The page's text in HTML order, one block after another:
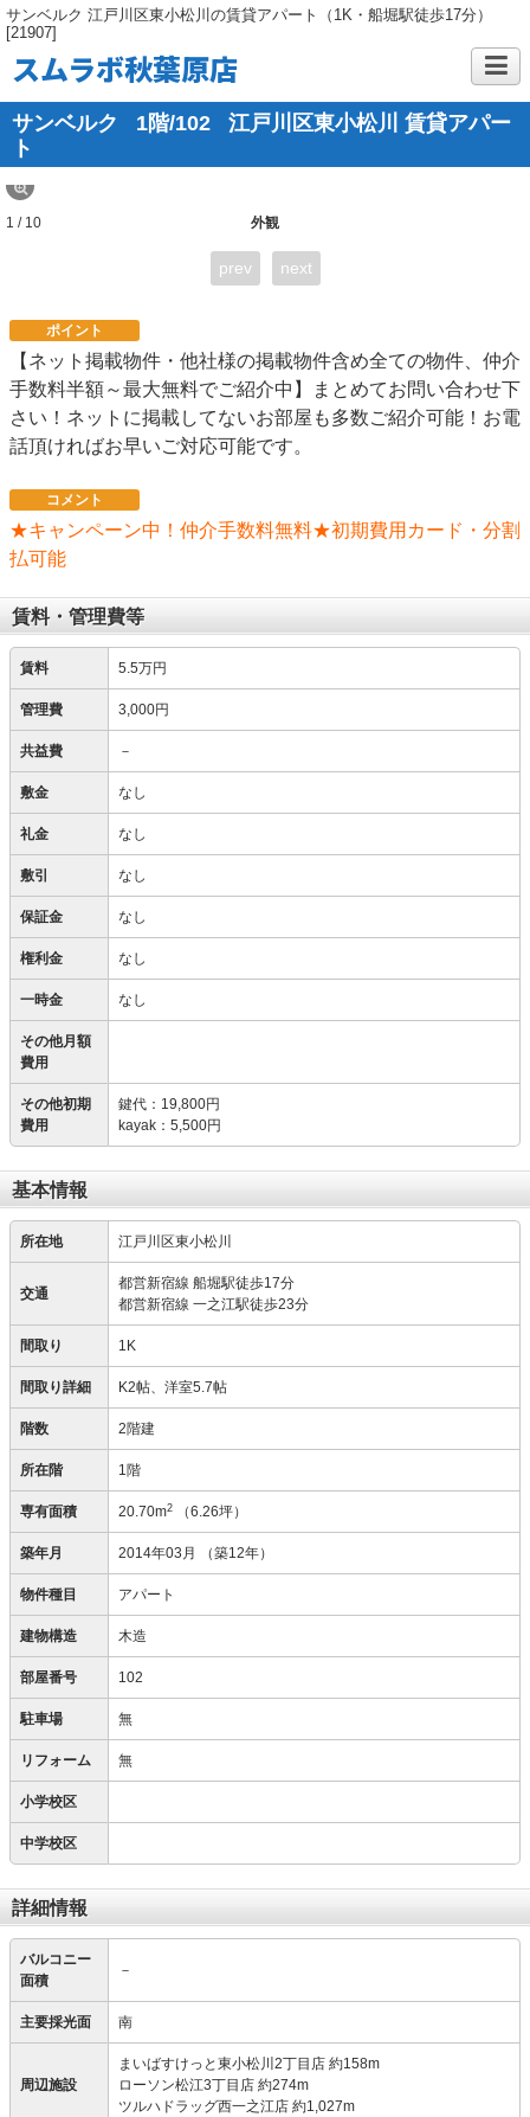
サンベルク 江戸川区東小松川の賃貸アパート（1K・船堀駅徒歩17分）
[21907]
スムラボ秋葉原店
サンベルク 1階/102
江戸川区東小松川 賃貸アパー
ト
外観
1 / 10
prev next
ポイント
【ネット掲載物件・他社様の掲載物件含め全ての物件、仲介
手数料半額～最大無料でご紹介中】まとめてお問い合わせ下
さい！ネットに掲載してないお部屋も多数ご紹介可能！お電
話頂ければお早いご対応可能です。
コメント
★キャンペーン中！仲介手数料無料★初期費用カード・分割
払可能
賃料・管理費等
賃料 5.5万円
管理費 3,000円
共益費 －
敷金 なし
礼金 なし
敷引 なし
保証金 なし
権利金 なし
一時金 なし
その他月額
費用
その他初期
費用
鍵代 ： 19,800円
kayak ： 5,500円
基本情報
所在地 江戸川区東小松川
交通
都営新宿線 船堀駅徒歩17分
都営新宿線 一之江駅徒歩23分
間取り 1K
間取り詳細 K2帖、洋室5.7帖
階数 2階建
所在階 1階
専有面積 20.70m2 （6.26坪）
築年月 2014年03月 （築12年）
物件種目 アパート
建物構造 木造
部屋番号 102
駐車場 無
リフォーム 無
小学校区
中学校区
詳細情報
バルコニー
面積
－
主要採光面 南
周辺施設
まいばすけっと東小松川2丁目店 約158m
ローソン松江3丁目店 約274m
ツルハドラッグ西一之江店 約1,027m